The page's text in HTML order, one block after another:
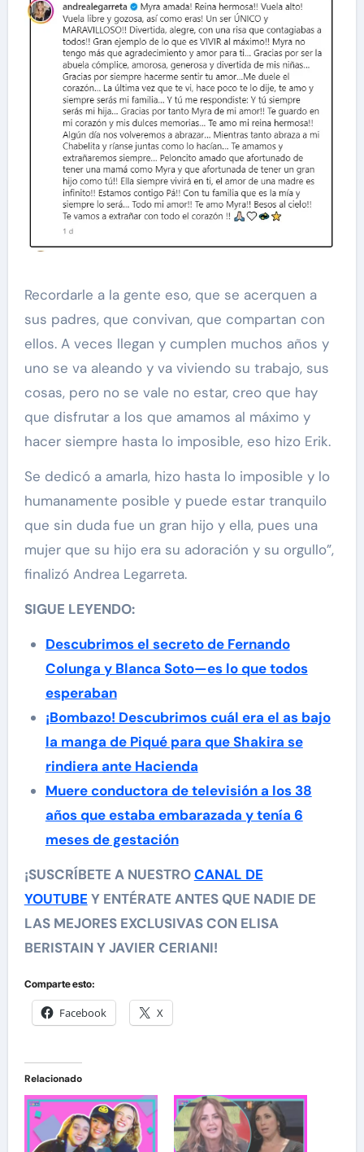
Recordarle a la gente eso, que se acerquen a
sus padres, que convivan, que compartan con
ellos. A veces llegan y cumplen muchos años y
uno se va aleando y va viviendo su trabajo, sus
cosas, pero no se vale no estar, creo que hay
que disfrutar a los que amamos al máximo y
hacer siempre hasta lo imposible, eso hizo Erik.
Se dedicó a amarla, hizo hasta lo imposible y lo
humanamente posible y puede estar tranquilo
que sin duda fue un gran hijo y ella, pues una
mujer que su hijo era su adoración y su orgullo”,
finalizó Andrea Legarreta.
SIGUE LEYENDO:
Descubrimos el secreto de Fernando
Colunga y Blanca Soto—es lo que todos
esperaban
¡Bombazo! Descubrimos cuál era el as bajo
la manga de Piqué para que Shakira se
rindiera ante Hacienda
Muere conductora de televisión a los 38
años que estaba embarazada y tenía 6
meses de gestación
¡SUSCRÍBETE A NUESTROCANAL DE
YOUTUBE Y ENTÉRATE ANTES QUE NADIE DE
LAS MEJORES EXCLUSIVAS CON ELISA
BERISTAIN Y JAVIER CERIANI!
Comparte esto:
Facebook X
Relacionado